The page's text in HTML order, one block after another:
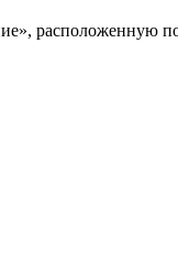
расположенную